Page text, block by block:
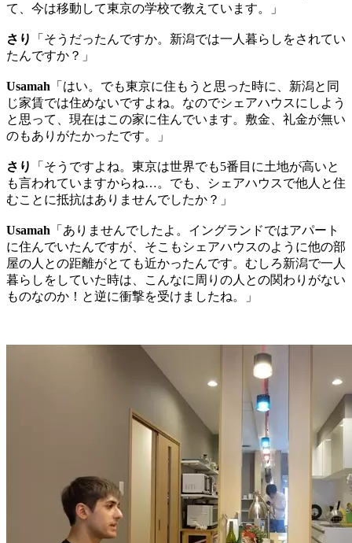
て、今は移動して東京の学校で教えています。」
さり
「そうだったんですか。新潟では一人暮らしをされてい
たんですか？」
Usamah 「はい。でも東京に住もうと思った時に、新潟と同
じ家賃では住めないですよね。なのでシェアハウスにしよう
と思って、現在はこの家に住んでいます。敷金、礼金が無い
のもありがたかったです。」
さり
「そうですよね。東京は世界でも5番目に土地が高いと
も言われていますからね…。でも、シェアハウスで他人と住
むことに抵抗はありませんでしたか？」
Usamah 「ありませんでしたよ。イングランドではアパート
に住んでいたんですが、そこもシェアハウスのように他の部
屋の人との距離がとても近かったんです。むしろ新潟で一人
暮らしをしていた時は、こんなに周りの人との関わりがない
ものなのか！と逆に衝撃を受けましたね。」